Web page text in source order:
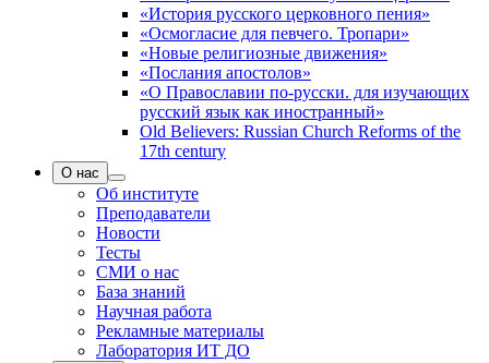
«История русского церковного пения»
«Осмогласие для певчего. Тропари»
«Новые религиозные движения»
«Послания апостолов»
«О Православии по-русски. для изучающих
русский язык как иностранный»
Old Believers: Russian Church Reforms of the
17th century
О нас
Об институте
Преподаватели
Новости
Тесты
СМИ о нас
База знаний
Научная работа
Рекламные материалы
Лаборатория ИТ ДО